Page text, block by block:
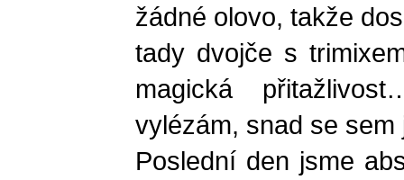
žádné olovo, takže
tady dvojče s
magická
vylézám, snad se
Poslední den jsme